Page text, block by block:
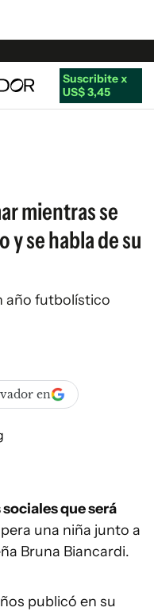
Suscribite x
US$ 3,45
mientras se
y se habla de su
año futbolístico
en
que será
una niña junto a
Bruna Biancardi.
publicó en su